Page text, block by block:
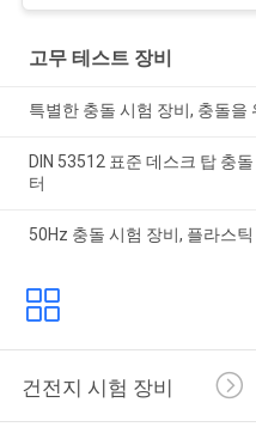
고무 테스트 장비
특별한 충돌 시험 장비, 충돌을
DIN 53512 표준 데스크 탑 충
터
50Hz 충돌 시험 장비, 플라스
건전지 시험 장비